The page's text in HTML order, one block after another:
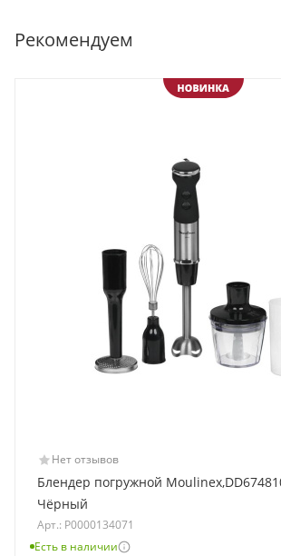
Рекомендуем
Нет отзывов
Блендер погружной
Чёрный
Арт.: Р0000134071
Есть в наличии